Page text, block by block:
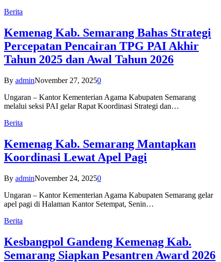
Berita
Kemenag Kab. Semarang Bahas Strategi
Percepatan Pencairan TPG PAI Akhir
Tahun 2025 dan Awal Tahun 2026
By adminNovember 27, 20250
Ungaran – Kantor Kementerian Agama Kabupaten Semarang
melalui seksi PAI gelar Rapat Koordinasi Strategi dan…
Berita
Kemenag Kab. Semarang Mantapkan
Koordinasi Lewat Apel Pagi
By adminNovember 24, 20250
Ungaran – Kantor Kementerian Agama Kabupaten Semarang gelar
apel pagi di Halaman Kantor Setempat, Senin…
Berita
Kesbangpol Gandeng Kemenag Kab.
Semarang Siapkan Pesantren Award 2026